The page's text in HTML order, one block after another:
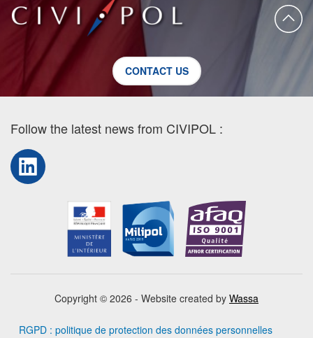
CONTACT US
Follow the latest news from CIVIPOL :
LinkedIn
Copyright © 2026 - Website created by Wassa
RGPD : politique de protection des données personnelles